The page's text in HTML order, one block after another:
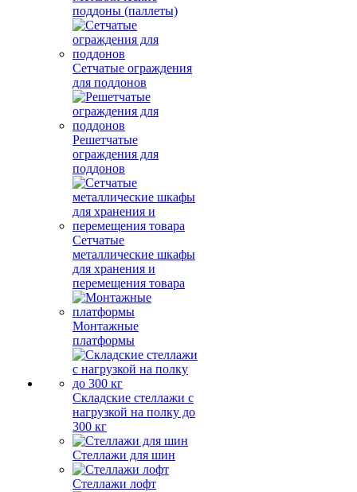
поддоны (паллеты)
Сетчатые ограждения
для поддонов
Решетчатые
ограждения для
поддонов
Сетчатые
металлические шкафы
для хранения и
перемещения товара
Монтажные
платформы
Складские стеллажи с
нагрузкой на полку до
300 кг
Стеллажи для шин
Стеллажи лофт